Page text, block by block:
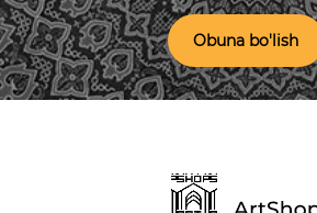
Obuna bo'lish